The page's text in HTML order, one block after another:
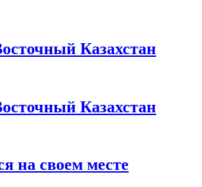
Казахстан
Казахстан
на своем месте